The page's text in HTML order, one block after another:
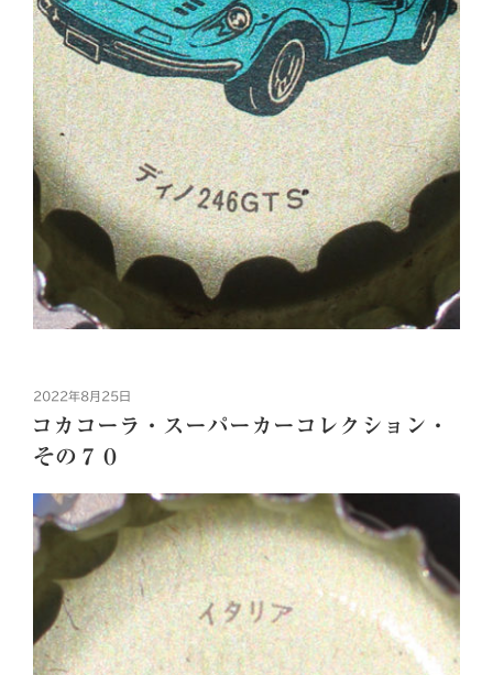
投
日:
2022年8月25日
コカコーラ・スーパーカーコレクション・
その７０